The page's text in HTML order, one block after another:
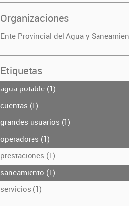
Organizaciones
Ente Provincial del Agua y
Etiquetas
agua potable (1)
cuentas (1)
grandes usuarios (1)
operadores (1)
prestaciones (1)
saneamiento (1)
servicios (1)